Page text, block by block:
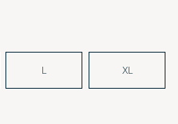
L XL